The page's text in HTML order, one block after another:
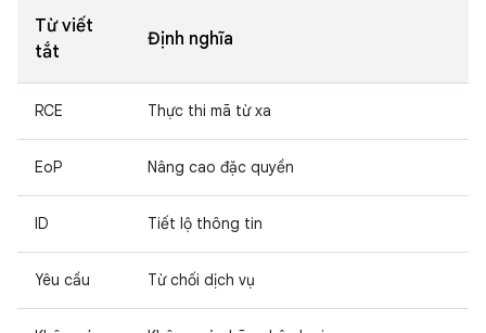
Từ viết
tắt
Định nghĩa
RCE Thực thi mã từ xa
EoP Nâng cao đặc quyền
ID Tiết lộ thông tin
Yêu cầu Từ chối dịch vụ